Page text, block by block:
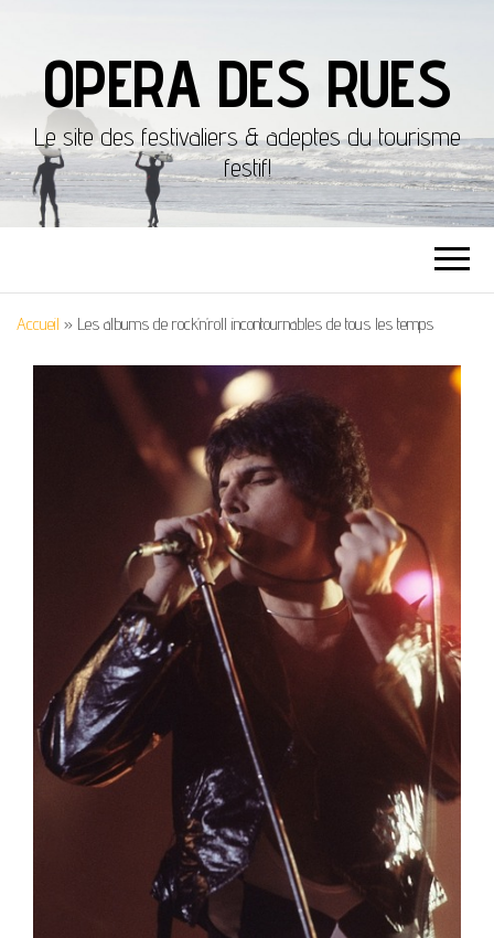
OPERA DES RUES
Le site des festivaliers & adeptes du tourisme
festif!
Accueil » Les albums de rock’n’roll incontournables de tous les temps